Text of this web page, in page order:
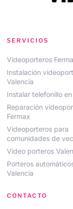
SERVICIOS
Videoporteros
Instalación
Valencia
Instalar telefonillo
Reparación
Fermax
Videoporteros para
comunidades de
Video porteros
Porteros
Valencia
CONTACTO